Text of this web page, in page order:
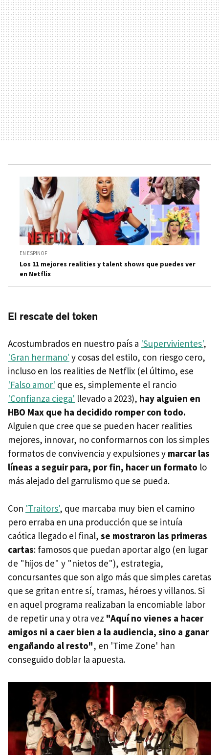
EN ESPINOF
Los 11 mejores realities y talent shows que puedes ver
en Netflix
El rescate del token
Acostumbrados en nuestro país a 'Supervivientes',
'Gran hermano' y cosas del estilo, con riesgo cero,
incluso en los realities de Netflix (el último, ese
'Falso amor' que es, simplemente el rancio
'Confianza ciega' llevado a 2023), hay alguien en
HBO Max que ha decidido romper con todo.
Alguien que cree que se pueden hacer realities
mejores, innovar, no conformarnos con los simples
formatos de convivencia y expulsiones y marcar las
líneas a seguir para, por fin, hacer un formato lo
más alejado del garrulismo que se pueda.
Con 'Traitors', que marcaba muy bien el camino
pero erraba en una producción que se intuía
caótica llegado el final, se mostraron las primeras
cartas: famosos que puedan aportar algo (en lugar
de "hijos de" y "nietos de"), estrategia,
concursantes que son algo más que simples caretas
que se gritan entre sí, tramas, héroes y villanos. Si
en aquel programa realizaban la encomiable labor
de repetir una y otra vez "Aquí no vienes a hacer
amigos ni a caer bien a la audiencia, sino a ganar
engañando al resto", en 'Time Zone' han
conseguido doblar la apuesta.